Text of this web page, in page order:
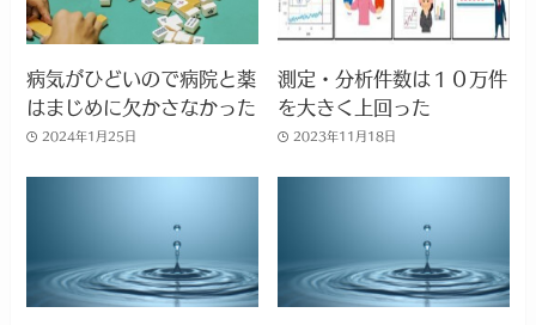
病気がひどいので病院と薬
はまじめに欠かさなかった
2024年1月25日
測定・分析件数は１０万件
を大きく上回った
2023年11月18日